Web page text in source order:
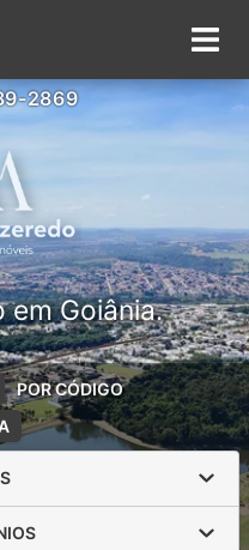
2869
em Goiânia.
POR CÓDIGO